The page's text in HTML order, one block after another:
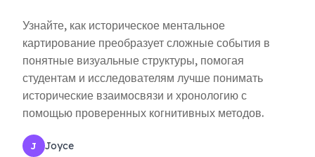
Узнайте, как историческое ментальное
картирование преобразует сложные события в
понятные визуальные структуры, помогая
студентам и исследователям лучше понимать
исторические взаимосвязи и хронологию с
помощью проверенных когнитивных методов.
J Joyce